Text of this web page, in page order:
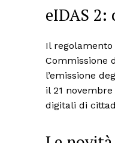
eIDAS
Il regolamento
Commissione
l’emissione
il 21
digitali di